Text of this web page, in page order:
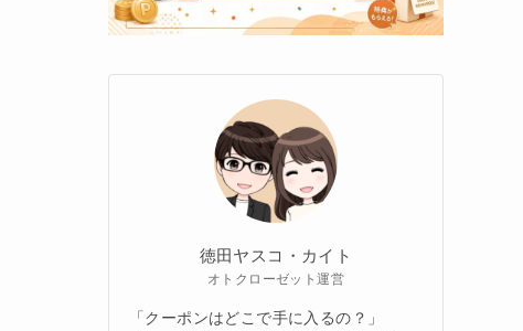
徳田ヤスコ・カイト
オトクローゼット運営
「クーポンはどこで手に入るの？」